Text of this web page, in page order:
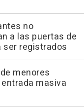
no
a las puertas de
ser registrados
menores
masiva